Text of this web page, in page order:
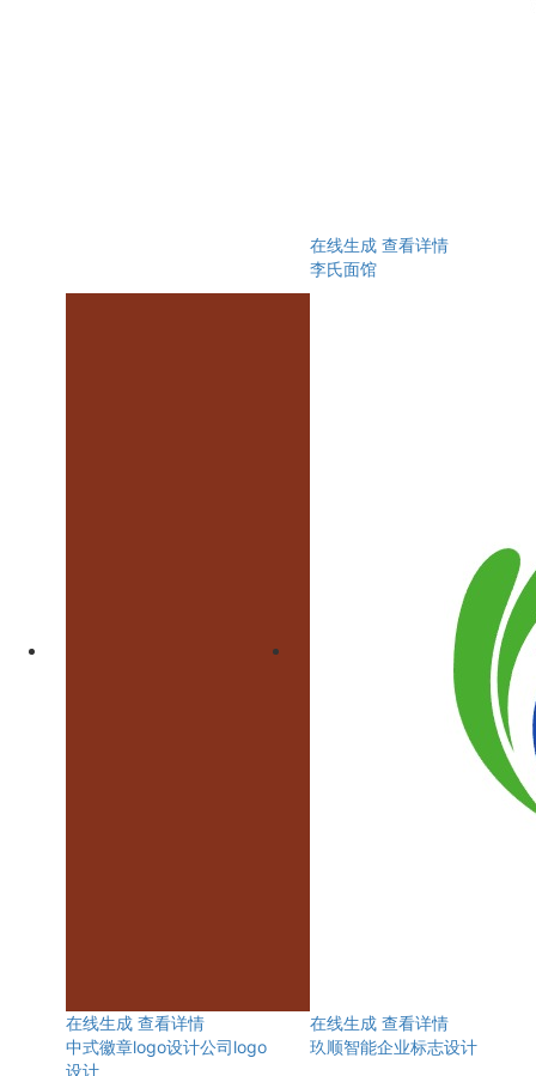
在线生成 查看详情
李氏面馆
在线生成 查看详情
中式徽章logo设计公司logo
设计
在线生成 查看详情
玖顺智能企业标志设计